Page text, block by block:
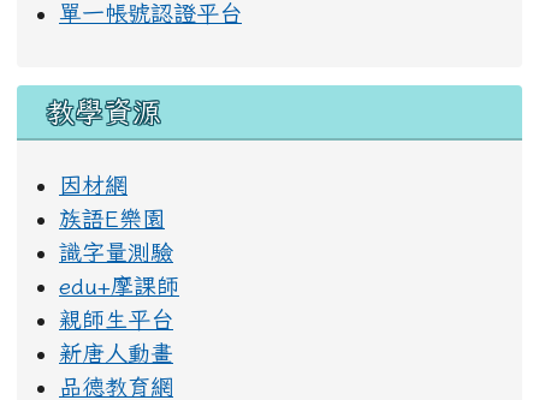
單一帳號認證平台
教學資源
因材網
族語E樂園
識字量測驗
edu+摩課師
親師生平台
新唐人動畫
品德教育網